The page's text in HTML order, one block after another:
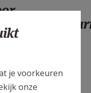
www.sint-
je voorkeuren
onze